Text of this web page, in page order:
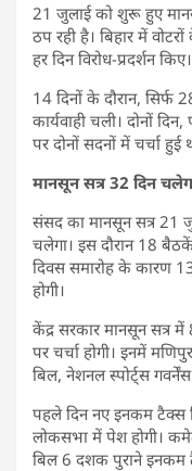
21 जुलाई को शुरू हुए
ठप रही है। बिहार में
हर दिन विरोध-प्रदर्शन किए।
14 दिनों के दौरान,
कार्यवाही चली। दोनों
पर दोनों सदनों में चर्चा हुई
मानसून सत्र 32 दिन
संसद का मानसून सत्र 21
चलेगा। इस दौरान 18
दिवस समारोह के कारण
होगी।
केंद्र सरकार मानसून सत्र
पर चर्चा होगी। इनमें
बिल, नेशनल स्पोर्ट्स
पहले दिन नए इनकम टैक्स
लोकसभा में पेश होगी।
बिल 6 दशक पुराने इनकम